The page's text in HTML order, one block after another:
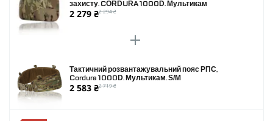
захисту. CORDURA 1000D. Мультикам
2 279 ₴2 294 ₴
Тактичний розвантажувальний пояс РПС,
Cordura 1000D. Мультикам. S/M
2 583 ₴2 719 ₴